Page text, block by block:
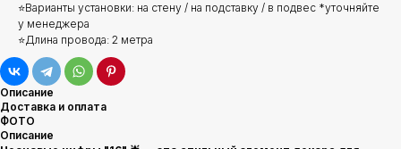
⭐Варианты установки: на стену / на подставку / в подвес *уточняйте
у менеджера
⭐Длина провода: 2 метра
Описание
Доставка и оплата
ФОТО
Описание